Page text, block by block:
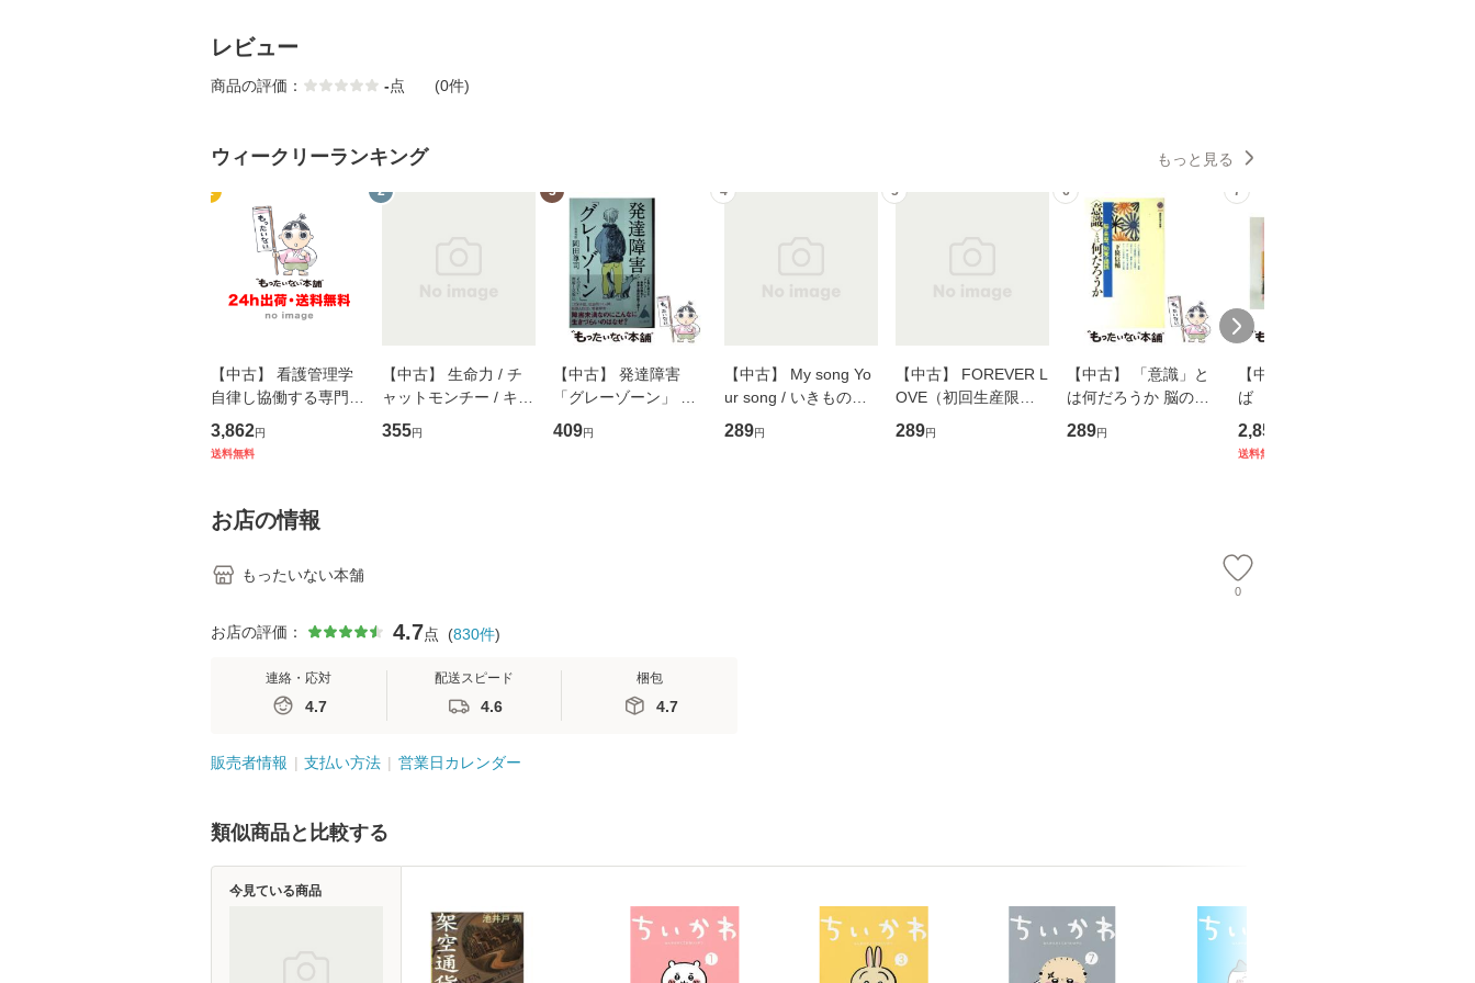
レビュー
商品の評価： -点 (0件)
ウィークリーランキング もっと見る
1
【中古】 看護管理学
自律し協働する専門職
の看護マネジメントス
キル 改訂第3版 (看護
堂 [単行
3,862円
送料無料
2
【中古】 生命力 / チ
ャットモンチー / キュ
ーンレコード [CD]
【メール便送料無料】
355円
3
【中古】 発達障害
「グレーゾーン」 そ
の正しい理解と克服法
(SB新書 572) / 岡田尊
409円
4
【中古】 My song Yo
ur song / いきものが
かり / [CD]【メール便
送料無料】
289円
5
【中古】 FOREVER L
OVE（初回生産限定
盤） / 清水翔太×加藤
ミリヤ / [CD]【メール
289円
6
【中古】 「意識」と
は何だろうか 脳の来
歴、知覚の錯誤 （講
談社現代新書） / 下条
289円
7
【中古】 耳をすませ
ば 〈2枚組〉 [DVD] /
ブエナ・ビスタ・ホー
ム・エンターテイメン
2,852
送料無料
お店の情報
もったいない本舗
0
お店の評価： 4.7点 (830件)
連絡・応対
4.7
配送スピード
4.6
梱包
4.7
販売者情報 支払い方法 営業日カレンダー
類似商品と比較する
今見ている商品